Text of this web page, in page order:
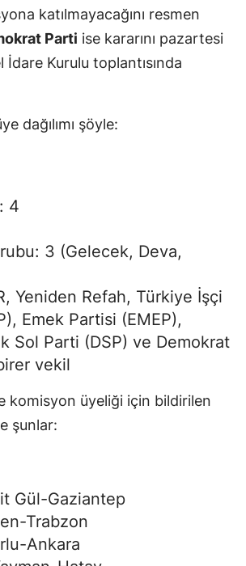
katılmayacağını resmen
Parti ise kararını pazartesi
İdare Kurulu toplantısında
dağılımı şöyle:
4
3 (Gelecek, Deva,
Yeniden Refah, Türkiye İşçi
Emek Partisi (EMEP),
Sol Parti (DSP) ve Demokrat
vekil
komisyon üyeliği için bildirilen
şunlar:
Gül-Gaziantep
Trabzon
Ankara